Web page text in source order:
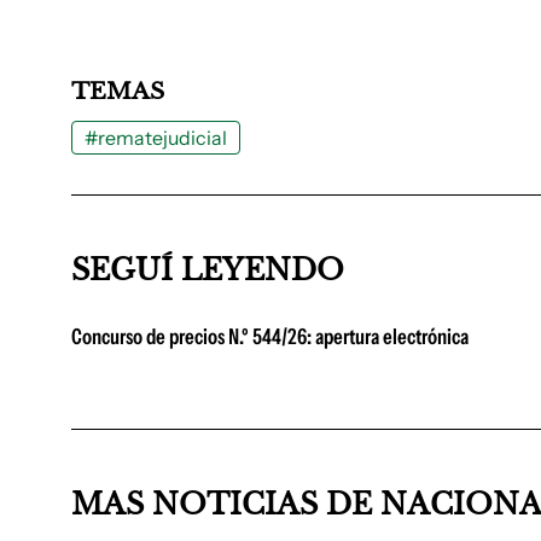
TEMAS
#rematejudicial
SEGUÍ LEYENDO
Concurso de precios N.º 544/26: apertura electrónica
MAS NOTICIAS DE